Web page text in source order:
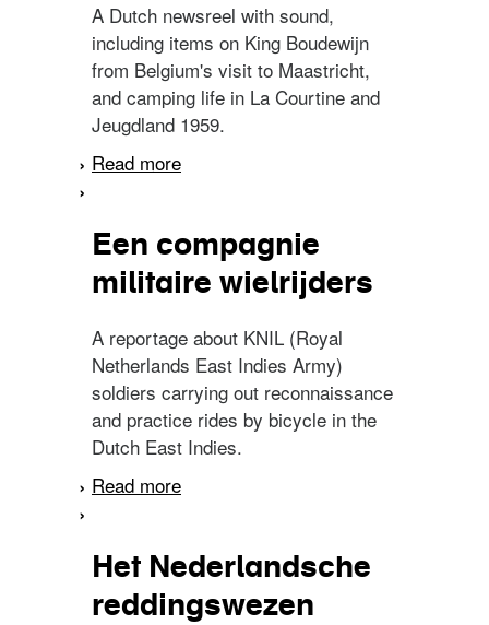
A Dutch newsreel with sound,
including items on King Boudewijn
from Belgium's visit to Maastricht,
and camping life in La Courtine and
Jeugdland 1959.
Read more
Een compagnie
militaire wielrijders
A reportage about KNIL (Royal
Netherlands East Indies Army)
soldiers carrying out reconnaissance
and practice rides by bicycle in the
Dutch East Indies.
Read more
Het Nederlandsche
reddingswezen